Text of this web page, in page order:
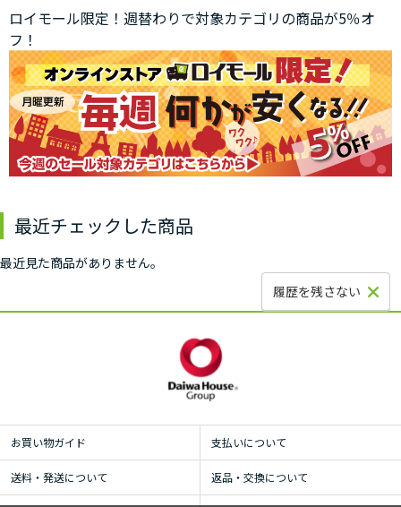
ロイモール限定！週替わりで対象カテゴリの商品が5％オ
フ！
最近チェックした商品
最近見た商品がありません。
履歴を残さない
お買い物ガイド 支払いについて
送料・発送について 返品・交換について